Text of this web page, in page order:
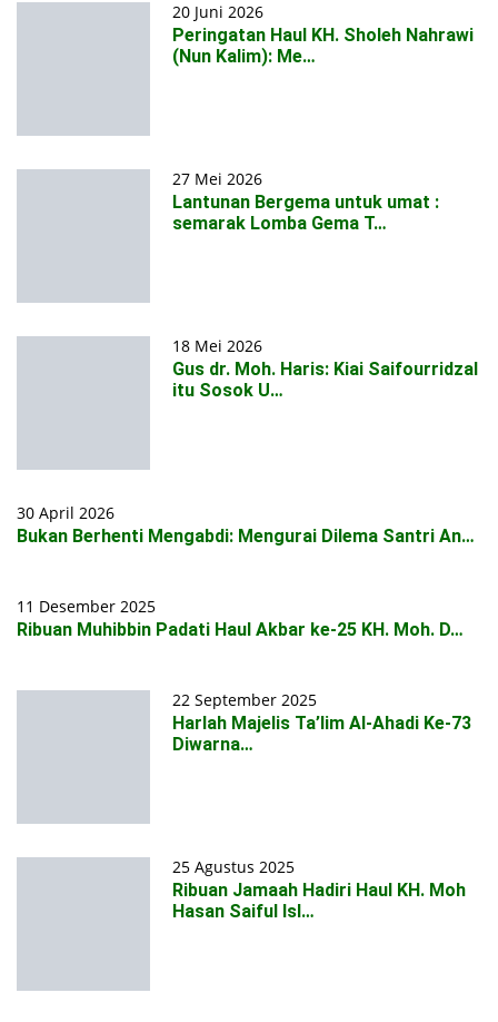
20 Juni 2026
Peringatan Haul KH. Sholeh Nahrawi
(Nun Kalim): Me…
27 Mei 2026
Lantunan Bergema untuk umat :
semarak Lomba Gema T…
18 Mei 2026
Gus dr. Moh. Haris: Kiai Saifourridzal
itu Sosok U…
30 April 2026
Bukan Berhenti Mengabdi: Mengurai Dilema Santri An…
11 Desember 2025
Ribuan Muhibbin Padati Haul Akbar ke-25 KH. Moh. D…
22 September 2025
Harlah Majelis Ta’lim Al-Ahadi Ke-73
Diwarna…
25 Agustus 2025
Ribuan Jamaah Hadiri Haul KH. Moh
Hasan Saiful Isl…